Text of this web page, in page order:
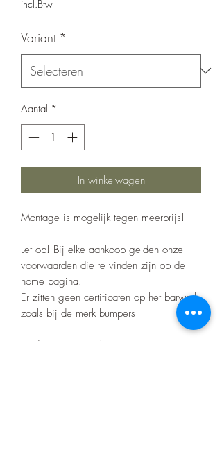
incl.Btw
Variant *
Aantal *
In winkelwagen
Montage is mogelijk tegen meerprijs!
Let op! Bij elke aankoop gelden onze
voorwaarden die te vinden zijn op de
home pagina.
Er zitten geen certificaten op het barwork
zoals bij de merk bumpers
Product nr:15204A